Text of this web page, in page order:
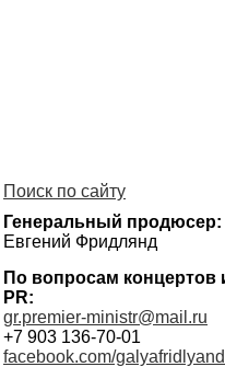
Поиск по сайту
Генеральный продюсер:
Евгений Фридлянд
По вопросам концертов
PR:
gr.premier-ministr@mail.ru
+7 903 136-70-01
facebook.com/galyafridlyand